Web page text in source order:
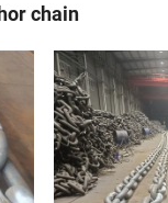
chain